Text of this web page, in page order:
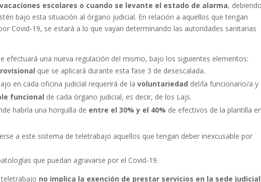
escolares o cuando se levante el estado de alarma, debiendo
bajo esta situación al órgano judicial. En relación a aquellos que tengan
Covid-19, se estará a lo que vayan determinando las autoridades sanitarias
efectuará una nueva regulación del mismo, bajo los siguientes elementos:
que se aplicará durante esta fase 3 de desescalada.
en cada oficina judicial requerirá de la voluntariedad del/la funcionario/a y
funcional de cada órgano judicial, es decir, de los Lajs.
habría una horquilla de entre el 30% y el 40% de efectivos de la plantilla en
a este sistema de teletrabajo aquellos que tengan deber inexcusable por
que puedan agravarse por el Covid-19.
no implica la exención de prestar servicios en la sede judicial